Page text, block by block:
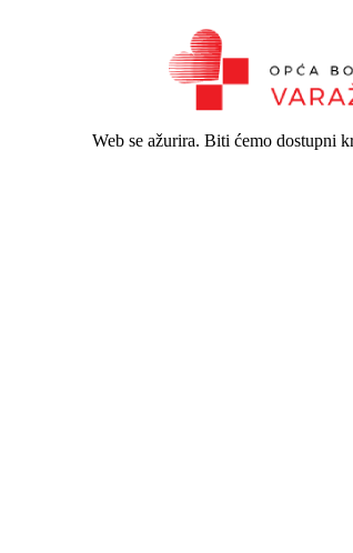
Web se ažurira. Biti ćemo dostupni